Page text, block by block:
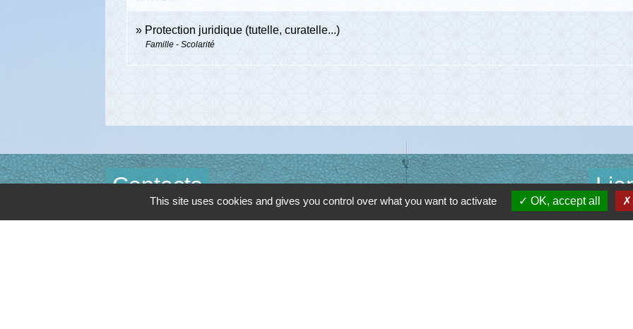
Protection juridique (tutelle, curatelle...)
Famille - Scolarité
Contacts
This site uses cookies and gives you control over what you want to activate OK, accept all